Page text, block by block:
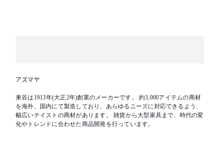
アズマヤ
東谷は1913年(大正2年)創業のメーカーです。 約3,000アイテムの商材
を海外、国内にて製造しており、あらゆるニーズに対応できるよう、
幅広いテイストの商材があります。 雑貨から大型家具まで、時代の変
化やトレンドに合わせた商品開発を行っています。